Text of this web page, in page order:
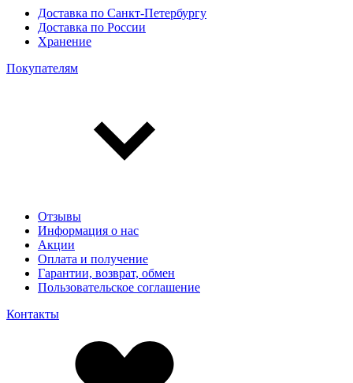
Доставка по Санкт-Петербургу
Доставка по России
Хранение
Покупателям
Отзывы
Информация о нас
Акции
Оплата и получение
Гарантии, возврат, обмен
Пользовательское соглашение
Контакты